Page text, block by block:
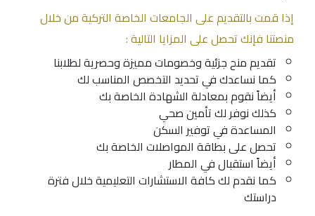
إذا قمت بالتقديم على الجامعات الخاصة التركية من خلال
منصتنا فإنك تحصل على المزايا التالية :
تقديم منح جزئية وخصومات مميزة وحصرية لطلابنا
كما نساعدك في تحديد التخصص المناسب لك
أيضاً نقوم بمعادلة الشهادة الخاصة بك
كذلك نوفر لك تأمين صحي
المساعدة في توفير السكن
تحصل على بطاقة المواصلات الخاصة بك
أيضاً استقبال في المطار
كما نقدم لك كافة الاستشارات التعليمية خلال فترة
دراستك